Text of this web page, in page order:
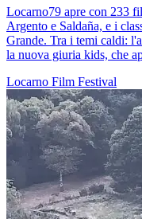
Locarno79 apre con 233
Argento e Saldaña, e i
Grande. Tra i temi caldi:
la nuova giuria kids, che
Locarno Film Festival